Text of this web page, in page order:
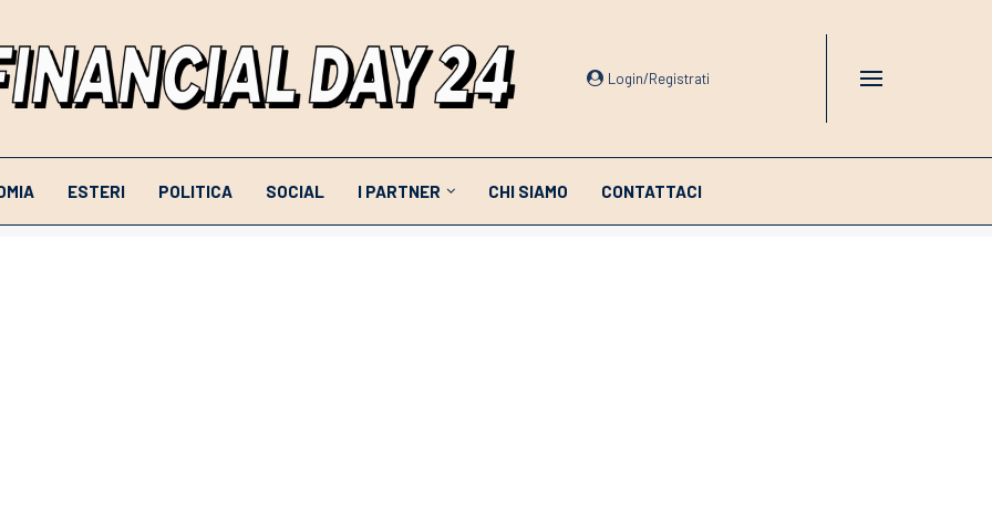
Login/Registrati
ESTERI POLITICA SOCIAL I PARTNER CHI SIAMO CONTATTACI